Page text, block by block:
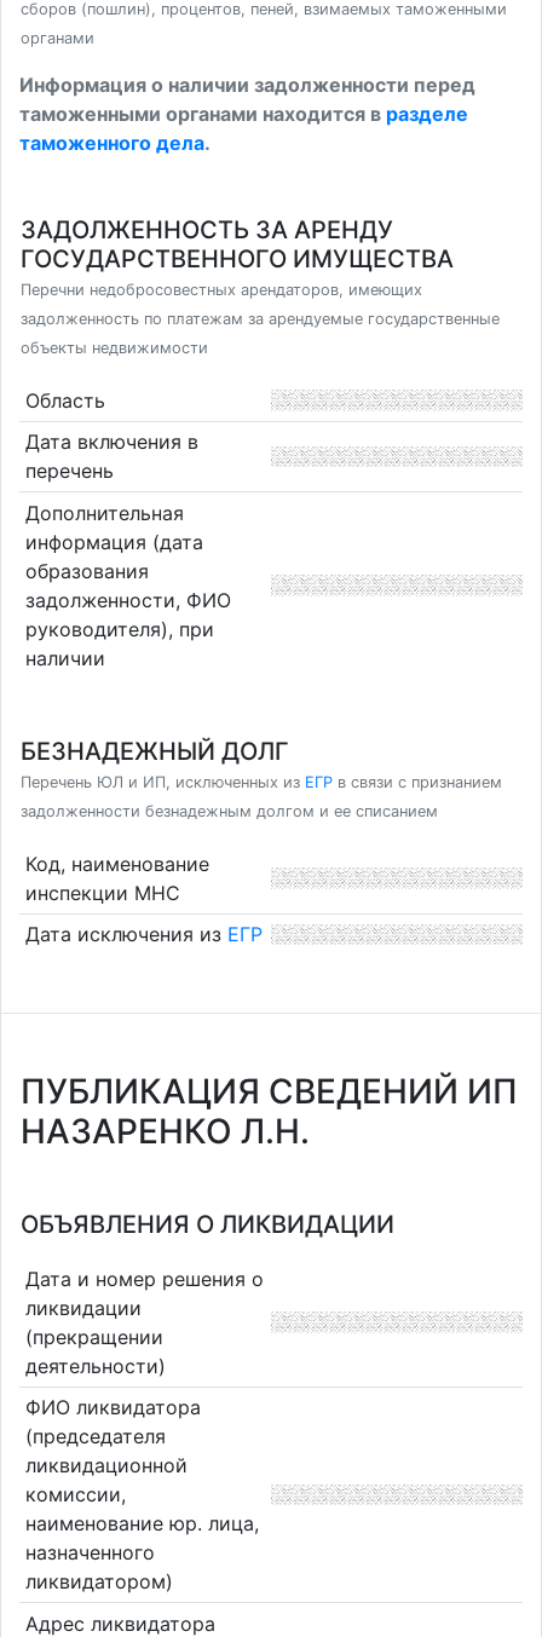
сборов (пошлин), процентов, пеней, взимаемых таможенными
органами
Информация о наличии задолженности перед
таможенными органами находится в разделе
таможенного дела.
ЗАДОЛЖЕННОСТЬ ЗА АРЕНДУ
ГОСУДАРСТВЕННОГО ИМУЩЕСТВА
Перечни недобросовестных арендаторов, имеющих
задолженность по платежам за арендуемые государственные
объекты недвижимости
Область
Дата включения в
перечень
Дополнительная
информация (дата
образования
задолженности, ФИО
руководителя), при
наличии
БЕЗНАДЕЖНЫЙ ДОЛГ
Перечень ЮЛ и ИП, исключенных из ЕГР в связи с признанием
задолженности безнадежным долгом и ее списанием
Код, наименование
инспекции МНС
Дата исключения из ЕГР
ПУБЛИКАЦИЯ СВЕДЕНИЙ ИП
НАЗАРЕНКО Л.Н.
ОБЪЯВЛЕНИЯ О ЛИКВИДАЦИИ
Дата и номер решения о
ликвидации
(прекращении
деятельности)
ФИО ликвидатора
(председателя
ликвидационной
комиссии,
наименование юр. лица,
назначенного
ликвидатором)
Адрес ликвидатора